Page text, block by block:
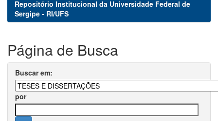
Repositório Institucional da Universidade Federal de
Sergipe - RI/UFS
Página de Busca
Buscar em:
por